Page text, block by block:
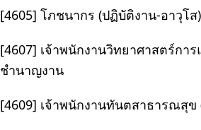
[4605] โภชนากร (ปฏิบัติงาน-อาวุโส)
[4607] เจ้าพนักงานวิทยาศาสตร์กา
ชำนาญงาน
[4609] เจ้าพนักงานทันตสาธารณสุข